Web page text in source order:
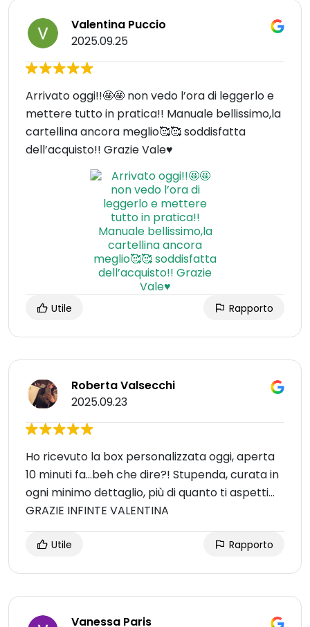
Valentina Puccio
2025.09.25
Arrivato oggi!!🤩🤩 non vedo l’ora di leggerlo e
mettere tutto in pratica!! Manuale bellissimo,la
cartellina ancora meglio🥰🥰 soddisfatta
dell’acquisto!! Grazie Vale♥️
Utile Rapporto
Roberta Valsecchi
2025.09.23
Ho ricevuto la box personalizzata oggi, aperta
10 minuti fa…beh che dire?! Stupenda, curata in
ogni minimo dettaglio, più di quanto ti aspetti…
GRAZIE INFINTE VALENTINA
Utile Rapporto
Vanessa Paris